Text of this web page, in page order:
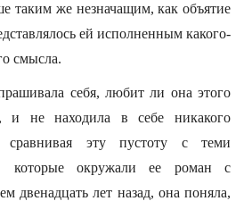
таким же незначащим, как объятие
ей исполненным какого-
смысла.
себя, любит ли она этого
и не находила в себе никакого
сравнивая эту пустоту с теми
которые окружали ее роман с
двенадцать лет назад, она поняла,